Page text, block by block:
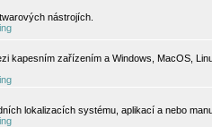
nástrojích.
kapesním zařízením a Windows, MacOS,
lokalizacích systému, aplikací a nebo